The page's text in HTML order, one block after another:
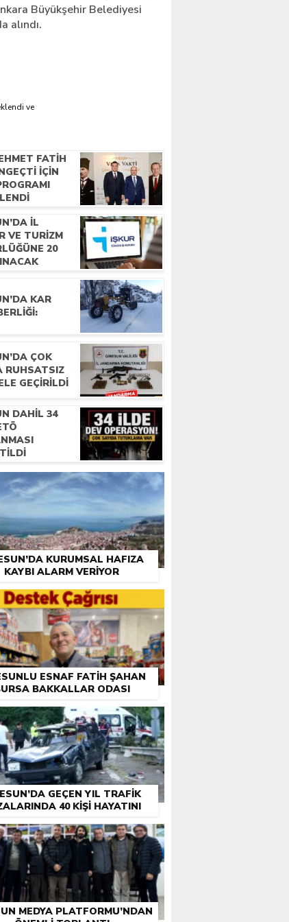
Büyükşehir Belediyesi
alındı.
ve
FATIH
İÇIN
İL
VE TURIZM
20
KAR
ÇOK
RUHSATSIZ
GEÇIRILDI
DAHIL 34
KURUMSAL HAFIZA
KAYBI ALARM VERIYOR
ESNAF FATIH ŞAHAN
BAKKALLAR ODASI
GEÇEN YIL TRAFIK
40 KIŞI HAYATINI
MEDYA PLATFORMU’NDAN